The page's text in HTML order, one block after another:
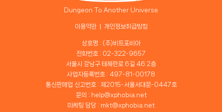
Dungeon To Another Universe
이용약관 개인정보취급방침
상호명 : (주)비트포비아
전화번호 : 02-322-9657
서울시 강남구 테헤란로 6길 46 2층
사업자등록번호 : 497-81-00178
통신판매업 신고번호 : 제2015-서울서대문-0447호
문의 : help@xphobia.net
마케팅 담당 : mkt@xphobia.net